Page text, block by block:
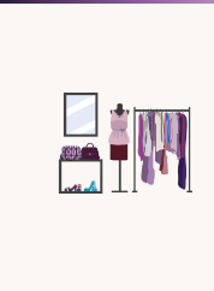
Перейти